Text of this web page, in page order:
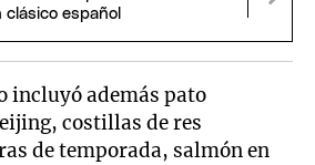
clásico español
incluyó además pato
costillas de res
de temporada, salmón en